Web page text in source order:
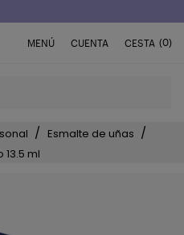
MENÚ CUENTA CESTA (0)
Esmalte de uñas
ml